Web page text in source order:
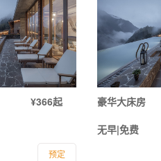
¥366起
预定
豪华大床房
无早|免费